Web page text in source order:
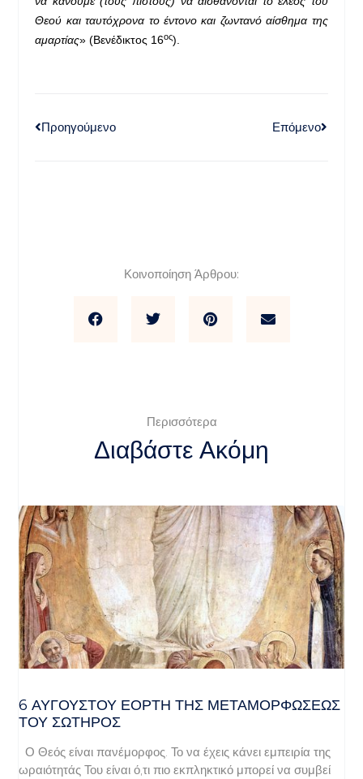
Θεού και ταυτόχρονα το έντονο και ζωντανό αίσθημα της
αμαρτίας» (Βενέδικτος 16ος).
Προηγούμενο Επόμενο
Κοινοποίηση Άρθρου:
Περισσότερα
Διαβάστε Ακόμη
6 ΑΥΓΟΥΣΤΟΥ ΕΟΡΤΗ ΤΗΣ ΜΕΤΑΜΟΡΦΩΣΕΩΣ
ΤΟΥ ΣΩΤΗΡΟΣ
Ο Θεός είναι πανέμορφος. Το να έχεις κάνει εμπειρία της
ωραιότητάς Του είναι ό,τι πιο εκπληκτικό μπορεί να συμβεί